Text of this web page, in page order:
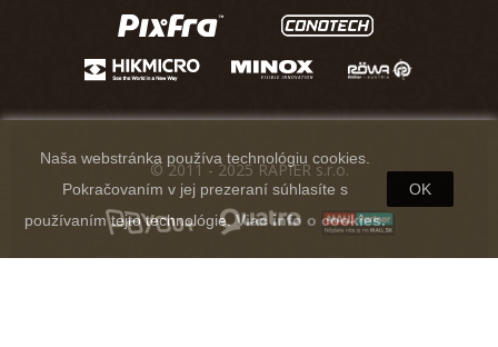
Naša webstránka používa technológiu cookies.
Pokračovaním v jej prezeraní súhlasíte s
používaním tejto technológie.Viac info o cookies.
OK
© 2011 - 2025 RAPIER s.r.o.